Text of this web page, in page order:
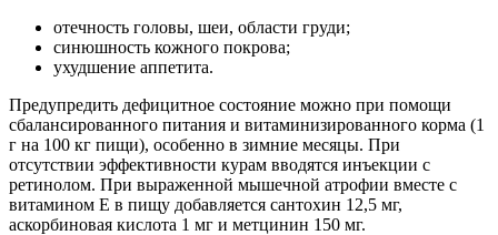
отечность головы, шеи, области груди;
синюшность кожного покрова;
ухудшение аппетита.
Предупредить дефицитное состояние можно при помощи
сбалансированного питания и витаминизированного корма (1
г на 100 кг пищи), особенно в зимние месяцы. При
отсутствии эффективности курам вводятся инъекции с
ретинолом. При выраженной мышечной атрофии вместе с
витамином Е в пищу добавляется сантохин 12,5 мг,
аскорбиновая кислота 1 мг и метцинин 150 мг.